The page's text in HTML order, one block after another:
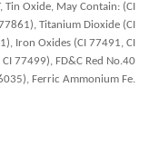
Tin Oxide, May Contain: (CI
Titanium Dioxide (CI
Iron Oxides (CI 77491, CI
77499), FD&C Red No.40
Ferric Ammonium Fe.